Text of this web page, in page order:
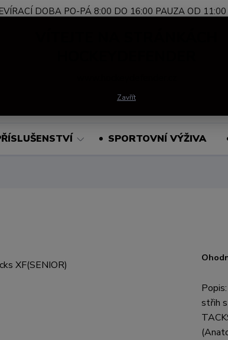
DOBA PO-PÁ 8:00 DO 16:00 PAUZA OD
SPORTOVNÍ VÝŽIVA
střih
Zavřít